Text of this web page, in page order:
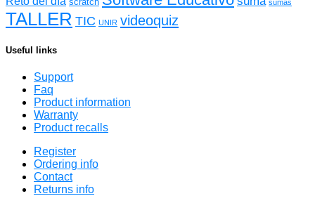
scratch sumas
TALLER TIC UNIR videoquiz
Useful links
Support
Faq
Product information
Warranty
Product recalls
Register
Ordering info
Contact
Returns info